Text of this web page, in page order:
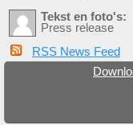
Tekst en foto's:
Press release
RSS News Feed